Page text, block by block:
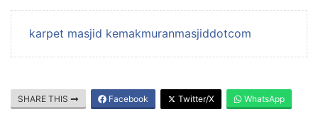
karpet masjid kemakmuranmasjiddotcom
SHARE THIS Facebook Twitter/X WhatsApp